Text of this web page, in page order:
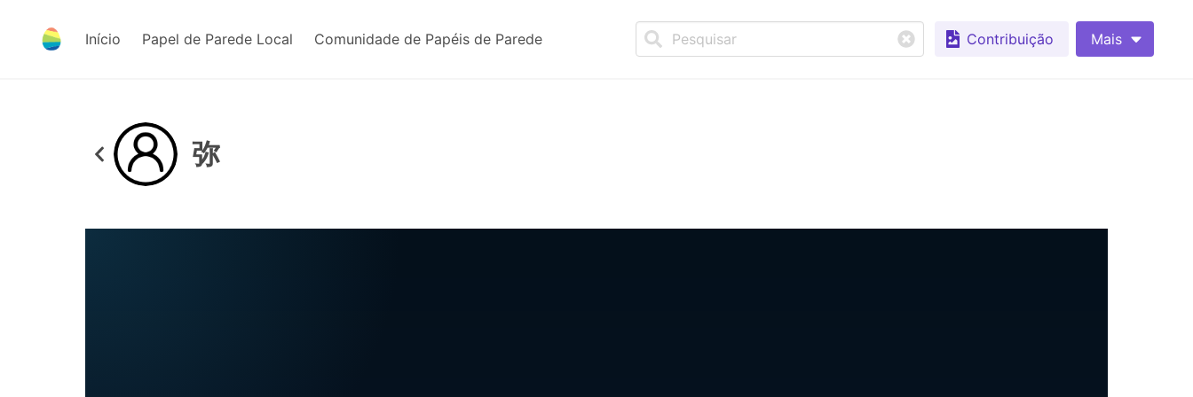
Início Papel de Parede Local Comunidade de Papéis de Parede Contribuição Mais
弥